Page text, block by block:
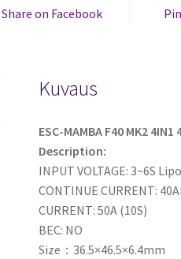
Share on Facebook
Kuvaus
ESC-MAMBA F40 MK2 4IN1
Description:
INPUT VOLTAGE: 3~6S
CONTINUE CURRENT:
CURRENT: 50A (10S)
BEC: NO
Size：36.5×46.5×6.4mm